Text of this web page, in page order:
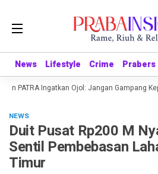
News Lifestyle Crime Prabers
News Lifestyle Crime Prabers
PATRA Ingatkan Ojol: Jangan Gampang
NEWS
Duit Pusat Rp200 M
Sentil Pembebasan
Timur